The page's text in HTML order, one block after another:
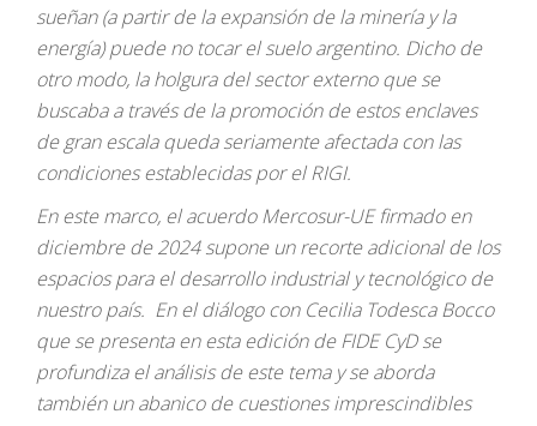
sueñan (a partir de la expansión de la minería y la
energía) puede no tocar el suelo argentino. Dicho de
otro modo, la holgura del sector externo que se
buscaba a través de la promoción de estos enclaves
de gran escala queda seriamente afectada con las
condiciones establecidas por el RIGI.
En este marco, el acuerdo Mercosur-UE firmado en
diciembre de 2024 supone un recorte adicional de los
espacios para el desarrollo industrial y tecnológico de
nuestro país. En el diálogo con Cecilia Todesca Bocco
que se presenta en esta edición de FIDE CyD se
profundiza el análisis de este tema y se aborda
también un abanico de cuestiones imprescindibles